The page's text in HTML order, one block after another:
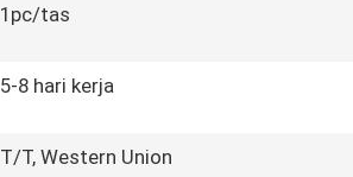
1pc/tas
5-8 hari kerja
T/T, Western Union